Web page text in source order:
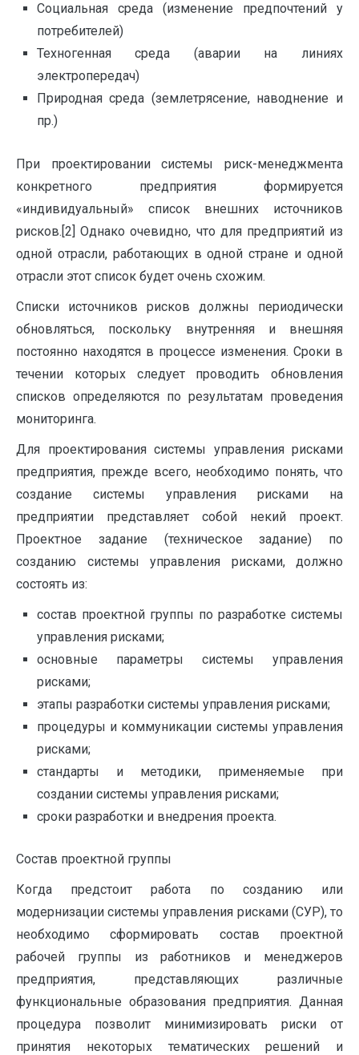
Социальная среда (изменение предпочтений у
потребителей)
Техногенная среда (аварии на линиях
электропередач)
Природная среда (землетрясение, наводнение и
пр.)
При проектировании системы риск-менеджмента
конкретного предприятия формируется
«индивидуальный» список внешних источников
рисков.[2] Однако очевидно, что для предприятий из
одной отрасли, работающих в одной стране и одной
отрасли этот список будет очень схожим.
Списки источников рисков должны периодически
обновляться, поскольку внутренняя и внешняя
постоянно находятся в процессе изменения. Сроки в
течении которых следует проводить обновления
списков определяются по результатам проведения
мониторинга.
Для проектирования системы управления рисками
предприятия, прежде всего, необходимо понять, что
создание системы управления рисками на
предприятии представляет собой некий проект.
Проектное задание (техническое задание) по
созданию системы управления рисками, должно
состоять из:
состав проектной группы по разработке системы
управления рисками;
основные параметры системы управления
рисками;
этапы разработки системы управления рисками;
процедуры и коммуникации системы управления
рисками;
стандарты и методики, применяемые при
создании системы управления рисками;
сроки разработки и внедрения проекта.
Состав проектной группы
Когда предстоит работа по созданию или
модернизации системы управления рисками (СУР), то
необходимо сформировать состав проектной
рабочей группы из работников и менеджеров
предприятия, представляющих различные
функциональные образования предприятия. Данная
процедура позволит минимизировать риски от
принятия некоторых тематических решений и